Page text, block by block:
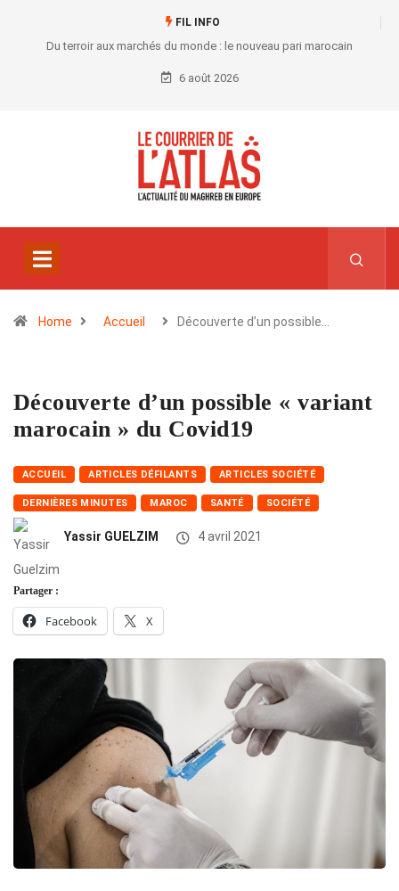
FIL INFO
Du terroir aux marchés du monde : le nouveau pari marocain
6 août 2026
Home Accueil Découverte d’un possible…
Découverte d’un possible « variant
marocain » du Covid19
ACCUEIL ARTICLES DÉFILANTS ARTICLES SOCIÉTÉ
DERNIÈRES MINUTES MAROC SANTÉ SOCIÉTÉ
Yassir GUELZIM 4 avril 2021
Partager :
Facebook X